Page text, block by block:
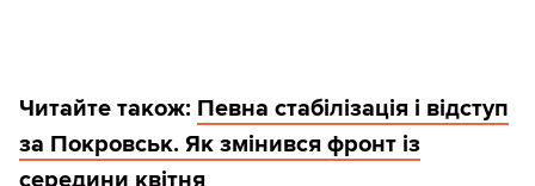
Читайте також: Певна стабілізація і відступ
за Покровськ. Як змінився фронт із